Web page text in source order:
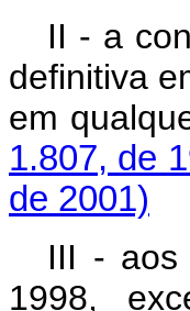
II - a
definitiva
em
1.807, de
de 2001)
III - aos
1998,